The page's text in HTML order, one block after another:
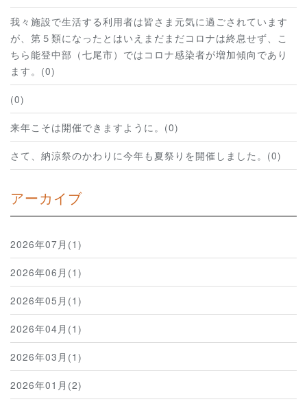
我々施設で生活する利用者は皆さま元気に過ごされています
が、第５類になったとはいえまだまだコロナは終息せず、こ
ちら能登中部（七尾市）ではコロナ感染者が増加傾向であり
ます。(0)
(0)
来年こそは開催できますように。(0)
さて、納涼祭のかわりに今年も夏祭りを開催しました。(0)
アーカイブ
2026年07月(1)
2026年06月(1)
2026年05月(1)
2026年04月(1)
2026年03月(1)
2026年01月(2)